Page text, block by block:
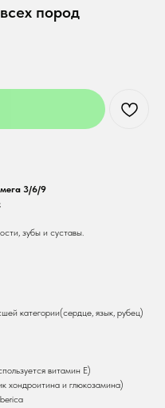
пород
3/6/9
зубы и суставы.
категории(сердце, язык, рубец)
витамин Е)
хондроитина и глюкозамина)